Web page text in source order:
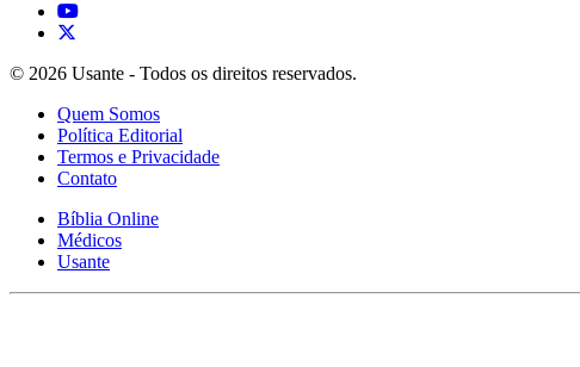
© 2026 Usante - Todos os direitos reservados.
Quem Somos
Política Editorial
Termos e Privacidade
Contato
Bíblia Online
Médicos
Usante